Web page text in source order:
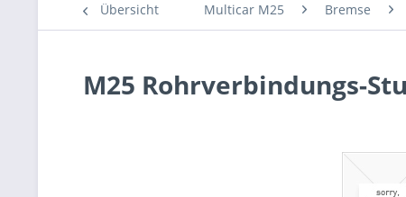
Übersicht Multicar M25 Bremse
M25 Rohrverbindungs-